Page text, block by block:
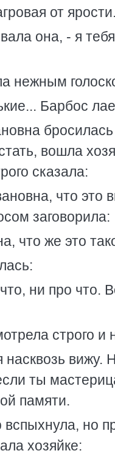
от ярости.
она, - я
нежным
Барбос
вошла
сказала:
что это
заговорила:
что же это
ни про что.
строго и
насквозь
ты
памяти.
вспыхнула, но
хозяйке: